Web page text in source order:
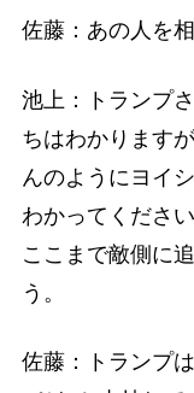
佐藤：あの人を
池上：トランプ
ちはわかります
んのようにヨイ
わかってくださ
ここまで敵側に
う。
佐藤：トランプ